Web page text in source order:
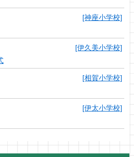
[神座小学校]
[伊久美小学校]
[相賀小学校]
[伊太小学校]